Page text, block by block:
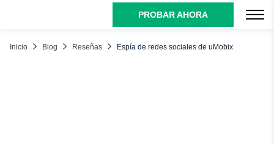
PROBAR AHORA
Inicio Blog Reseñas Espía de redes sociales de uMobix
¿Qué es una aplicación espía de redes sociales?